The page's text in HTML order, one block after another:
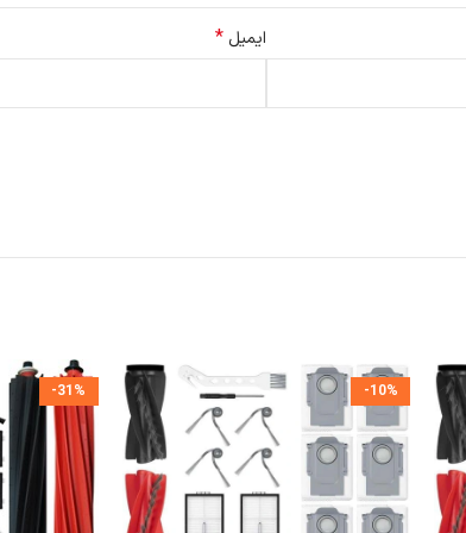
ایمیل *
-10%
-31%